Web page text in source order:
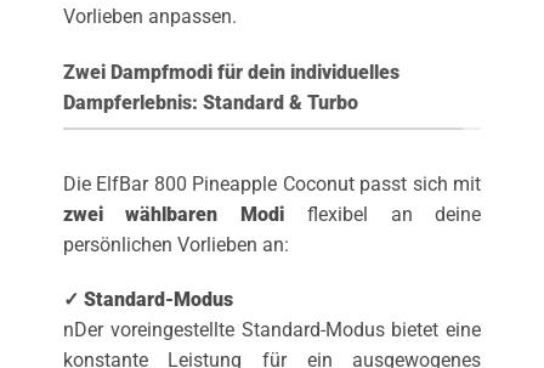
Vorlieben anpassen.
Zwei Dampfmodi für dein individuelles
Dampferlebnis: Standard & Turbo
Die ElfBar 800 Pineapple Coconut passt sich mit
zwei wählbaren Modi flexibel an deine
persönlichen Vorlieben an:
✓ Standard-Modus
nDer voreingestellte Standard-Modus bietet eine
konstante Leistung für ein ausgewogenes